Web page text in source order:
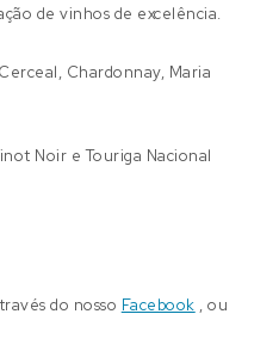
de vinhos de excelência.
Chardonnay, Maria
Noir e Touriga Nacional
do nosso Facebook , ou